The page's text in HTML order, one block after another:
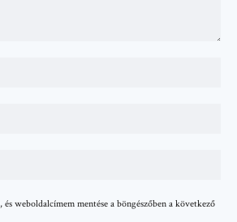
weboldalcímem mentése a böngészőben a következő